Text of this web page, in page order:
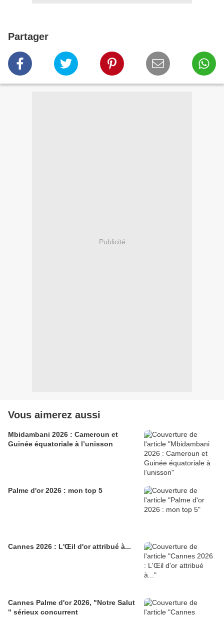
Partager
Publicité
Vous aimerez aussi
Mbidambani 2026 : Cameroun et
Guinée équatoriale à l’unisson
Palme d'or 2026 : mon top 5
Cannes 2026 : L'Œil d'or attribué à...
Cannes Palme d'or 2026, "Notre Salut
" sérieux concurrent